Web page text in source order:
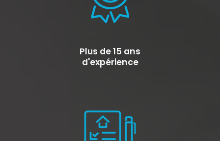
Plus de 15 ans
d'expérience